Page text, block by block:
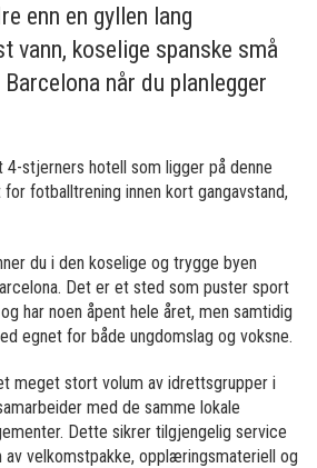
enn en gyllen lang
vann, koselige spanske små
når du planlegger
stjerners hotell som ligger på denne
fotballtrening innen kort gangavstand,
du i den koselige og trygge byen
Det er et sted som puster sport
har noen åpent hele året, men samtidig
egnet for både ungdomslag og voksne.
meget stort volum av idrettsgrupper i
med de samme lokale
Dette sikrer tilgjengelig service
velkomstpakke, opplæringsmateriell og